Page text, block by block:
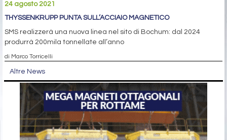
24 agosto 2021
THYSSENKRUPP PUNTA SULL’ACCIAIO MAGNETICO
SMS realizzerà una nuova linea nel sito di Bochum: dal 2024
produrrà 200mila tonnellate all’anno
di Marco Torricelli
Altre News